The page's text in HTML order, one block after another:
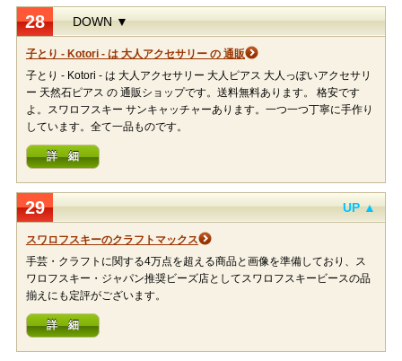
28 DOWN ▼
子とり - Kotori - は 大人アクセサリー の 通販
子とり - Kotori - は 大人アクセサリー 大人ピアス 大人っぽいアクセサリ
ー 天然石ピアス の 通販ショップです。送料無料あります。 格安です
よ。スワロフスキー サンキャッチャーあります。一つ一つ丁寧に手作り
しています。全て一品ものです。
詳 細
29 UP ▲
スワロフスキーのクラフトマックス
手芸・クラフトに関する4万点を超える商品と画像を準備しており、ス
ワロフスキー・ジャパン推奨ビーズ店としてスワロフスキービースの品
揃えにも定評がございます。
詳 細